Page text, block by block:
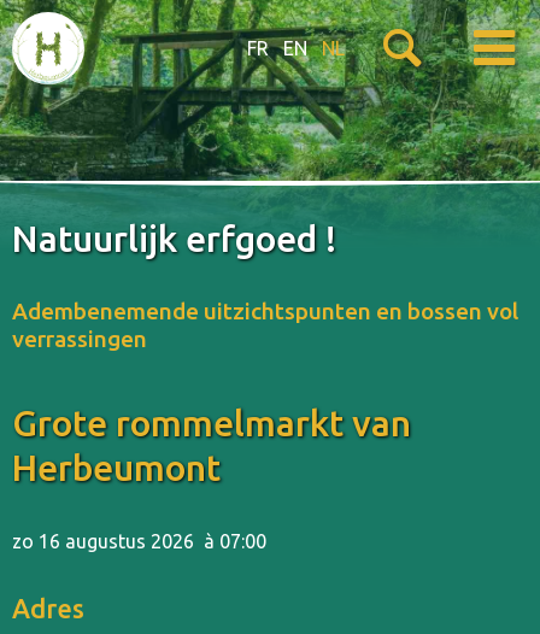
FR EN NL
Natuurlijk erfgoed !
Adembenemende uitzichtspunten en bossen vol
verrassingen
Grote rommelmarkt van
Herbeumont
zo 16 augustus 2026 à 07:00
Adres